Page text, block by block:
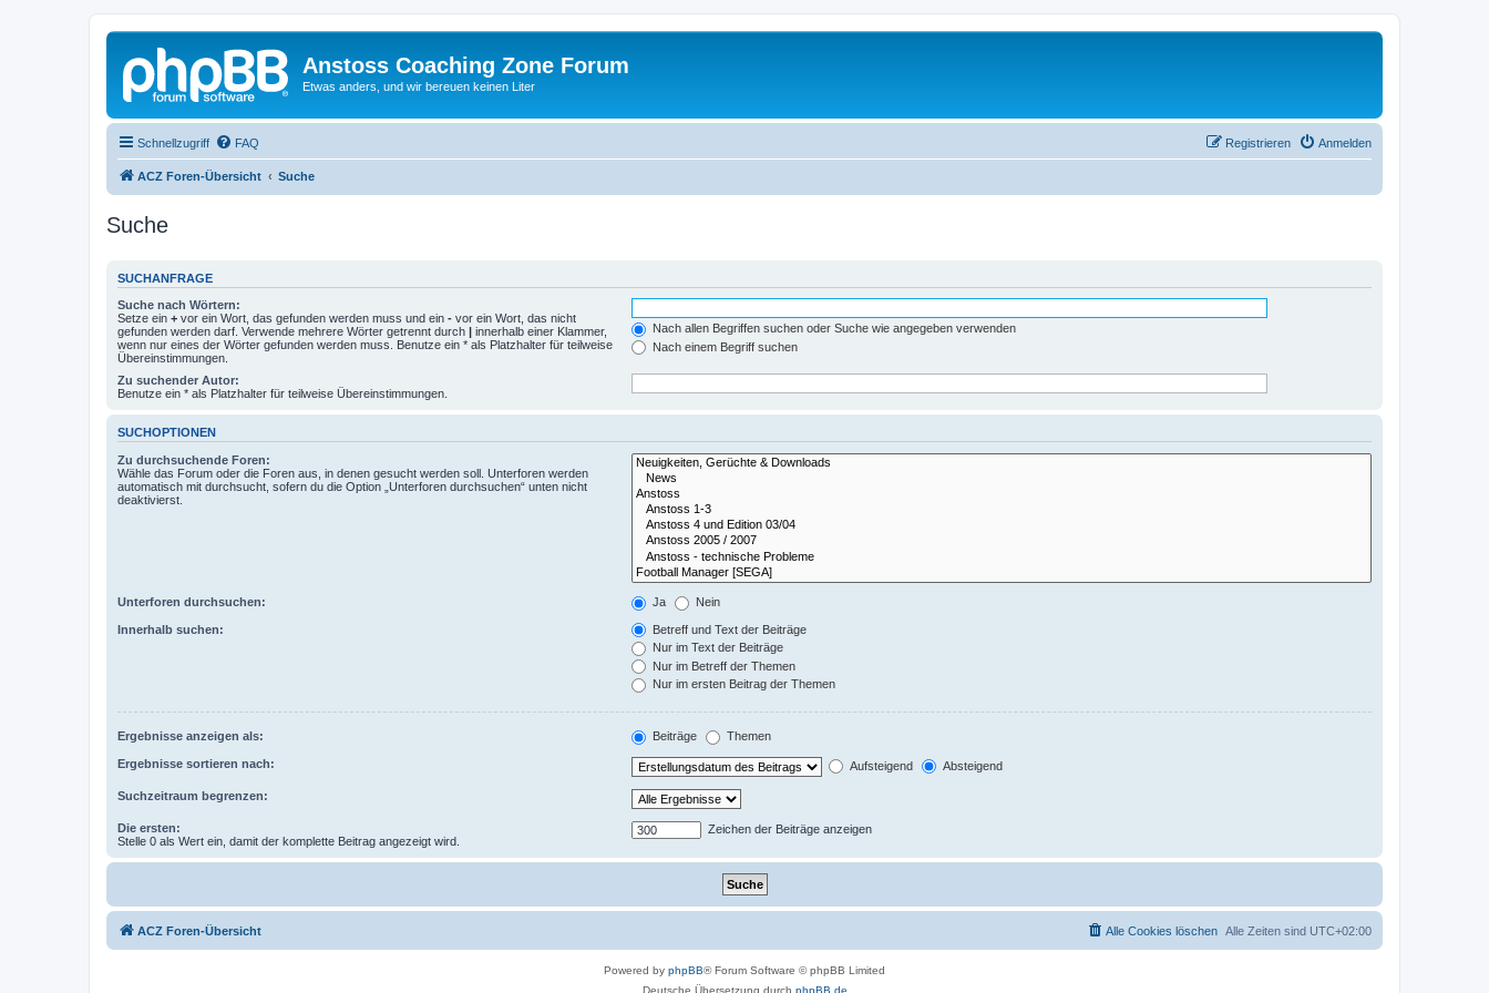
Anstoss Coaching Zone Forum
Etwas anders, und wir bereuen keinen Liter
Schnellzugriff FAQ Anmelden
Registrieren
ACZ Foren-Übersicht Suche
Suche
SUCHANFRAGE
Suche nach Wörtern:
Setze ein + vor ein Wort, das gefunden werden muss und ein - vor ein Wort, das nicht
gefunden werden darf. Verwende mehrere Wörter getrennt durch | innerhalb einer Klammer,
wenn nur eines der Wörter gefunden werden muss. Benutze ein * als Platzhalter für teilweise
Übereinstimmungen.
Nach allen Begriffen suchen oder Suche wie angegeben verwenden
Nach einem Begriff suchen
Zu suchender Autor:
Benutze ein * als Platzhalter für teilweise Übereinstimmungen.
SUCHOPTIONEN
Zu durchsuchende Foren:
Wähle das Forum oder die Foren aus, in denen gesucht werden soll. Unterforen werden
automatisch mit durchsucht, sofern du die Option „Unterforen durchsuchen“ unten nicht
deaktivierst.
Unterforen durchsuchen: Ja Nein
Innerhalb suchen:
Betreff und Text der Beiträge
Nur im Text der Beiträge
Nur im Betreff der Themen
Nur im ersten Beitrag der Themen
Ergebnisse anzeigen als: Beiträge Themen
Ergebnisse sortieren nach: Aufsteigend Absteigend
Suchzeitraum begrenzen:
Die ersten:
Stelle 0 als Wert ein, damit der komplette Beitrag angezeigt wird.
Zeichen der Beiträge anzeigen
ACZ Foren-Übersicht Alle Zeiten sind UTC+02:00
Alle Cookies löschen
Powered by phpBB® Forum Software © phpBB Limited
Deutsche Übersetzung durch phpBB.de